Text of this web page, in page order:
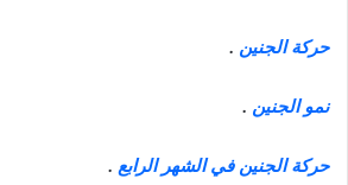
حركة الجنين .
نمو الجنين .
حركة الجنين في الشهر الرابع .